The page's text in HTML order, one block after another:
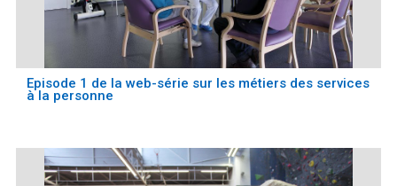
Episode 1 de la web-série sur les métiers des services
à la personne